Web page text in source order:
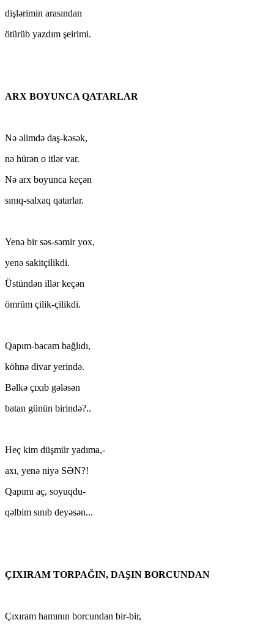
dişlərimin arasından
ötürüb yazdım şeirimi.
ARX BOYUNCA QATARLAR
Nə əlimdə daş-kəsək,
nə hürən o itlər var.
Nə arx boyunca keçən
sınıq-salxaq qatarlar.
Yenə bir səs-səmir yox,
yenə sakitçilikdi.
Üstündən illər keçən
ömrüm çilik-çilikdi.
Qapım-bacam bağlıdı,
köhnə divar yerində.
Bəlkə çıxıb gələsən
batan günün birində?..
Heç kim düşmür yadıma,-
axı, yenə niyə SƏN?!
Qapımı aç, soyuqdu-
qəlbim sınıb deyəsən...
ÇIXIRAM TORPAĞIN, DAŞIN BORCUNDAN
Çıxıram hamının borcundan bir-bir,